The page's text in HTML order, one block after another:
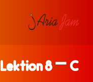
Lektion 8 – C